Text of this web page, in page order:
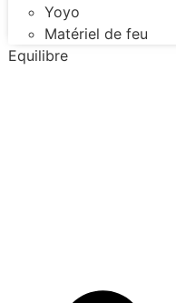
Yoyo
Matériel de feu
Equilibre